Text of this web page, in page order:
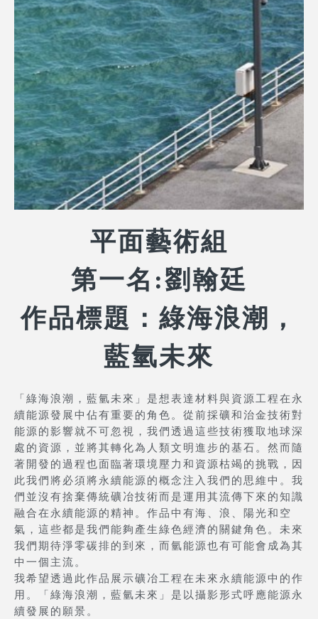
平面藝術組
第一名:劉翰廷
作品標題：綠海浪潮，
藍氫未來
「綠海浪潮，藍氫未來」是想表達材料與資源工程在永
續能源發展中佔有重要的角色。從前採礦和治金技術對
能源的影響就不可忽視，我們透過這些技術獲取地球深
處的資源，並將其轉化為人類文明進步的基石。然而隨
著開發的過程也面臨著環境壓力和資源枯竭的挑戰，因
此我們將必須將永續能源的概念注入我們的思維中。我
們並沒有捨棄傳統礦冶技術而是運用其流傳下來的知識
融合在永續能源的精神。作品中有海、浪、陽光和空
氣，這些都是我們能夠產生綠色經濟的關鍵角色。未來
我們期待淨零碳排的到來，而氫能源也有可能會成為其
中一個主流。
我希望透過此作品展示礦冶工程在未來永續能源中的作
用。「綠海浪潮，藍氫未來」是以攝影形式呼應能源永
續發展的願景。